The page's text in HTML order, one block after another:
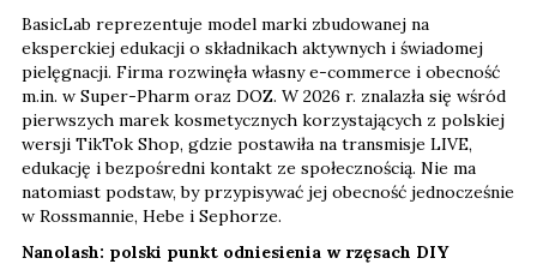
BasicLab reprezentuje model marki zbudowanej na
eksperckiej edukacji o składnikach aktywnych i świadomej
pielęgnacji. Firma rozwinęła własny e-commerce i obecność
m.in. w Super-Pharm oraz DOZ. W 2026 r. znalazła się wśród
pierwszych marek kosmetycznych korzystających z polskiej
wersji TikTok Shop, gdzie postawiła na transmisje LIVE,
edukację i bezpośredni kontakt ze społecznością. Nie ma
natomiast podstaw, by przypisywać jej obecność jednocześnie
w Rossmannie, Hebe i Sephorze.
Nanolash: polski punkt odniesienia w rzęsach DIY